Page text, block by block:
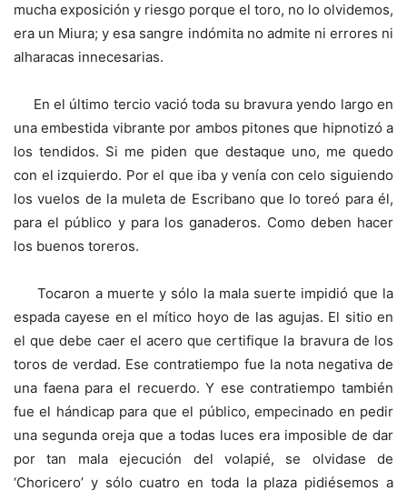
mucha exposición y riesgo porque el toro, no lo olvidemos,
era un Miura; y esa sangre indómita no admite ni errores ni
alharacas innecesarias.
En el último tercio vació toda su bravura yendo largo en
una embestida vibrante por ambos pitones que hipnotizó a
los tendidos. Si me piden que destaque uno, me quedo
con el izquierdo. Por el que iba y venía con celo siguiendo
los vuelos de la muleta de Escribano que lo toreó para él,
para el público y para los ganaderos. Como deben hacer
los buenos toreros.
Tocaron a muerte y sólo la mala suerte impidió que la
espada cayese en el mítico hoyo de las agujas. El sitio en
el que debe caer el acero que certifique la bravura de los
toros de verdad. Ese contratiempo fue la nota negativa de
una faena para el recuerdo. Y ese contratiempo también
fue el hándicap para que el público, empecinado en pedir
una segunda oreja que a todas luces era imposible de dar
por tan mala ejecución del volapié, se olvidase de
‘Choricero’ y sólo cuatro en toda la plaza pidiésemos a